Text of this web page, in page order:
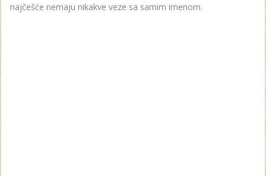
najčešće nemaju nikakve veze sa samim imenom.